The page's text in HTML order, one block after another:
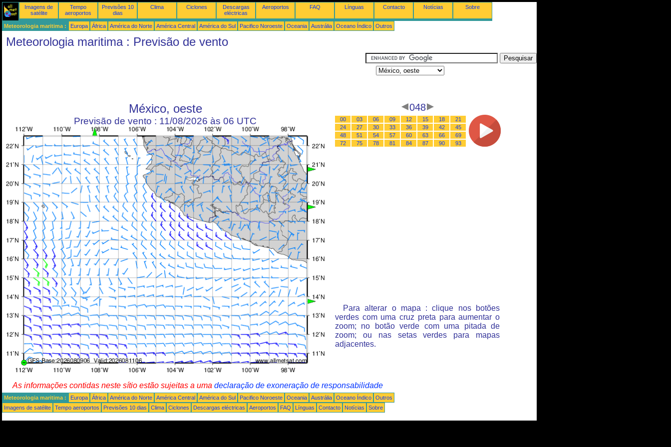
Imagens de
satélite
Tempo
aeroportos
Previsões 10
dias
Clima Ciclones
Descargas
eléctricas
Aeroportos FAQ Línguas Contacto Notícias Sobre
Meteorologia maritima : Europa África América do Norte América Central América do Sul Pacifico Noroeste Oceania Austrália Oceano Índico Outros
Meteorologia maritima : Previsão de vento
México, oeste
Previsão de vento : 11/08/2026 às 06 UTC
048
00 03 06 09 12 15 18
21
24
27 30 33 36 39 42
45
48
51 54 57 60 63 66
69
72
75 78 81 84 87 90 93
Para alterar o mapa : clique nos botões
verdes com uma cruz preta para aumentar o
zoom; no botão verde com uma pitada de
zoom; ou nas setas verdes para mapas
adjacentes.
As informações contidas neste sítio estão sujeitas a uma declaração de exoneração de responsabilidade
Meteorologia maritima : Europa África América do Norte América Central América do Sul Pacifico Noroeste Oceania Austrália Oceano Índico
Outros
Imagens de satélite
Tempo aeroportos Previsões 10 dias Clima Ciclones Descargas eléctricas Aeroportos FAQ Línguas Contacto Notícias Sobre